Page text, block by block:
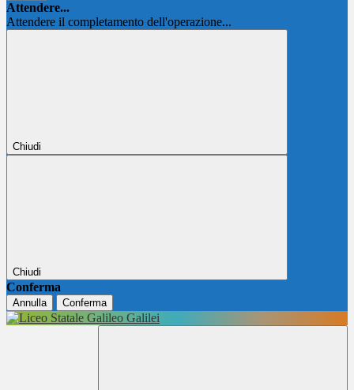
Attendere...
Attendere il completamento dell'operazione...
Chiudi
Chiudi
Conferma
Annulla Conferma